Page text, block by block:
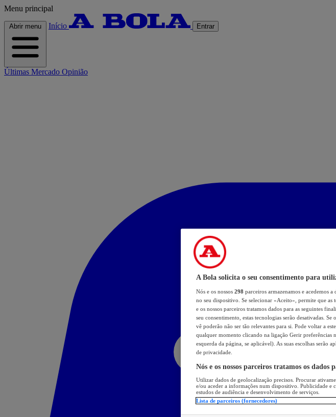
Menu principal
Abrir menu Início Entrar
Últimas Mercado Opinião
A Bola solicita o seu consentimento para
Nós e os nossos 298 parceiros armazenamos e acedemos
no seu dispositivo. Se selecionar «Aceito», permite que as
e os nossos parceiros tratamos dados para as seguintes
seu consentimento, estas tecnologias serão desativadas.
vê poderão não ser tão relevantes para si. Pode voltar a
qualquer momento clicando na ligação Gerir
esquerda da página, se aplicável). As suas escolhas serão
de privacidade.
Nós e os nossos parceiros tratamos os dados
Utilizar dados de geolocalização precisos. Procurar
e/ou aceder a informações num dispositivo. Publicidade e
estudos de audiência e desenvolvimento de serviços.
Lista de parceiros (fornecedores)